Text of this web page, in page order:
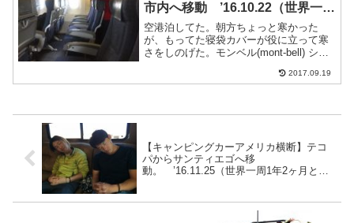
市内へ移動 ’16.10.22（世界一周
1年1ヶ月と22日目）
空港泊してた。朝方ちょっと寒かった
が、もってた寝袋カバーが役に立って寒
さをしのげた。モンベル(mont-bell) シー
IND8:00発のエアカナダのトロント行きに
2017.09.19
【キャンピングカーアメリカ横断】テコ
パからサンティエゴへ移
動。 ’16.11.25（世界一周1年2ヶ月と25